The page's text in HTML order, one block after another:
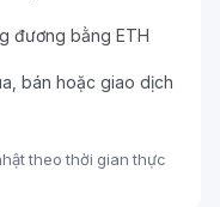
đương bằng ETH
bán hoặc giao dịch
theo thời gian thực